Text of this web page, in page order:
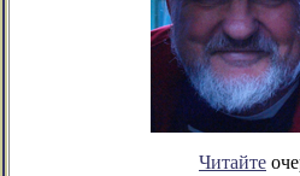
Читайте